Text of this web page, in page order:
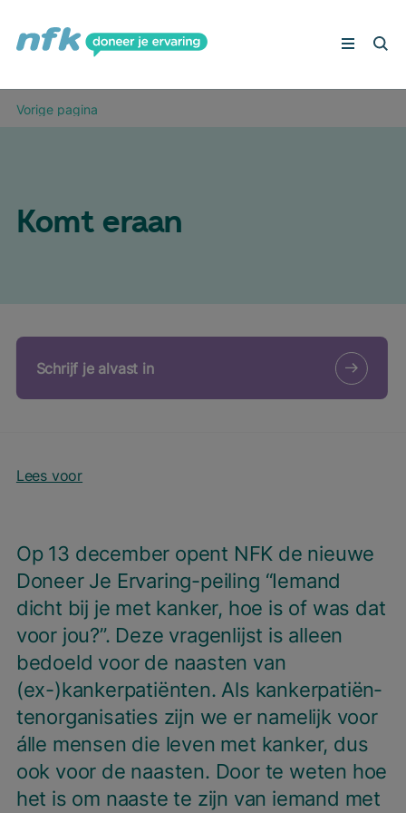
Deelnemers aan het woord
Vorige pagina
Komt eraan
Schrijf je alvast in
Lees voor
Op 13 decem­ber opent NFK de nieu­we
Doneer Je Erva­ring-pei­ling “Iemand
dicht bij je met kan­ker, hoe is of was dat
voor jou?”. Deze vra­gen­lijst is alleen
bedoeld voor de naas­ten van
(ex-)kankerpatiënten. Als kan­ker­pa­ti­ën­
ten­or­ga­ni­sa­ties zijn we er name­lijk voor
álle men­sen die leven met kan­ker, dus
ook voor de naas­ten. Door te weten hoe
het is om naas­te te zijn van iemand met